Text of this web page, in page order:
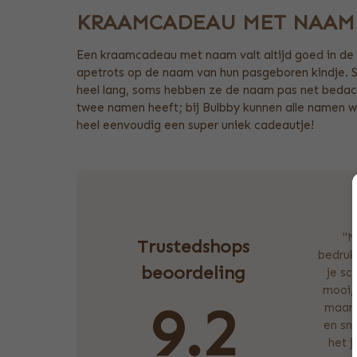
KRAAMCADEAU MET NAAM
Een kraamcadeau met naam valt altijd goed in
apetrots op de naam van hun pasgeboren kindje.
heel lang, soms hebben ze de naam pas net
twee namen heeft; bij Bulbby kunnen alle namen
heel eenvoudig een super uniek cadeautje!
Trustedshops
beoordeling
9.2
je
mooi,
maar
en
het